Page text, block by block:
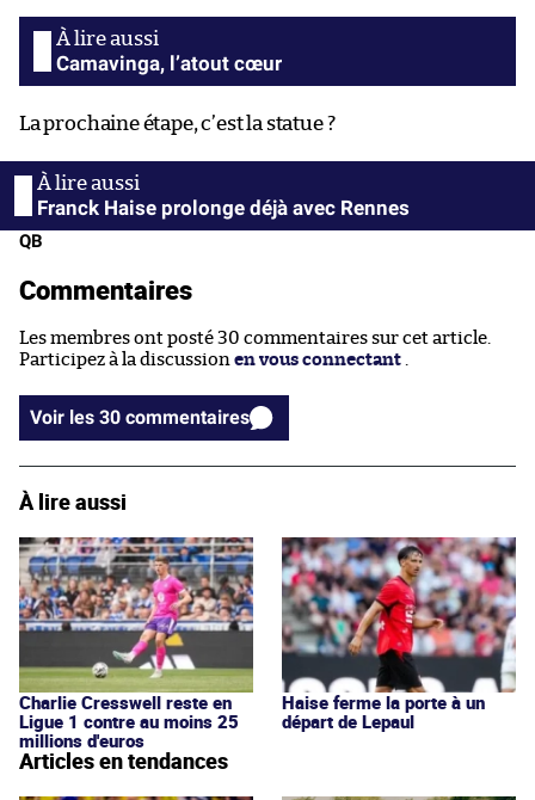
Camavinga, l’atout cœur
La prochaine étape, c’est la statue ?
Franck Haise prolonge déjà avec Rennes
QB
Commentaires
Les membres ont posté 30 commentaires sur cet article.
Participez à la discussion en vous connectant
Voir les 30 commentaires
À lire aussi
Charlie Cresswell reste en
Ligue 1 contre au moins 25
millions d'euros
Haise ferme la porte à un
départ de Lepaul
Articles en tendances